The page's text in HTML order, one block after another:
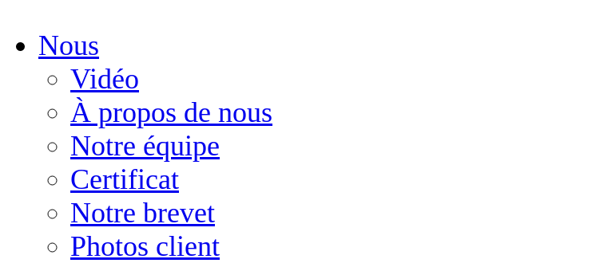
Nous
Vidéo
À propos de nous
Notre équipe
Certificat
Notre brevet
Photos client